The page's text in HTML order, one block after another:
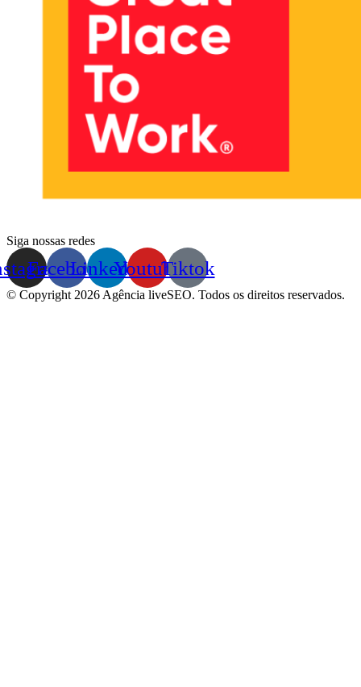
Siga nossas redes
FacebookLinkedinYoutubeTiktok
© Copyright 2026 Agência liveSEO. Todos os direitos reservados.